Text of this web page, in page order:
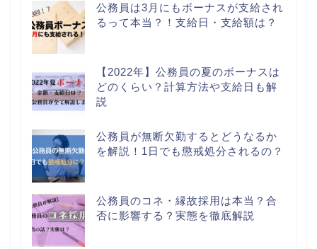
公務員は3月にもボーナスが支給され
るって本当？！支給日・支給額は？
【2022年】公務員の夏のボーナスは
どのくらい？計算方法や支給日も解
説
公務員が無断欠勤するとどうなるか
を解説！1日でも懲戒処分されるの？
公務員のコネ・縁故採用は本当？合
否に影響する？実態を徹底解説